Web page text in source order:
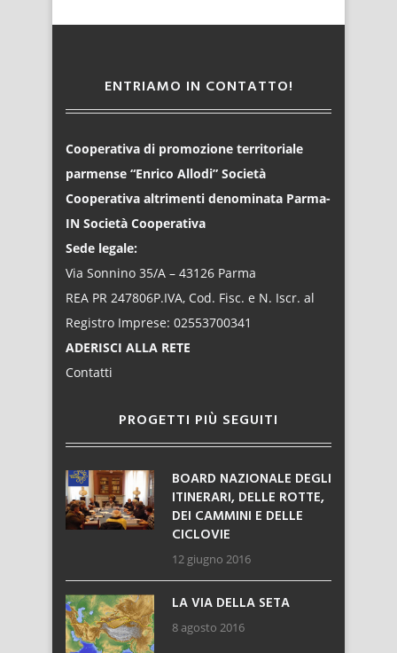
ENTRIAMO IN CONTATTO!
Cooperativa di promozione territoriale
parmense “Enrico Allodi” Società
Cooperativa altrimenti denominata Parma-
IN Società Cooperativa
Sede legale:
Via Sonnino 35/A – 43126 Parma
REA PR 247806P.IVA, Cod. Fisc. e N. Iscr. al
Registro Imprese: 02553700341
ADERISCI ALLA RETE
Contatti
PROGETTI PIÙ SEGUITI
BOARD NAZIONALE DEGLI
ITINERARI, DELLE ROTTE,
DEI CAMMINI E DELLE
CICLOVIE
12 giugno 2016
LA VIA DELLA SETA
8 agosto 2016